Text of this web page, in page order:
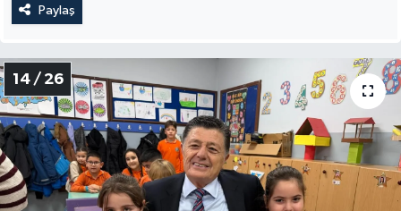
Paylaş
14 / 26